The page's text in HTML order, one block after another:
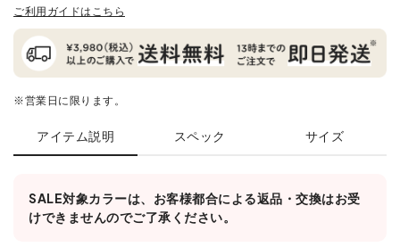
ご利用ガイドはこちら
※営業日に限ります。
アイテム説明 スペック サイズ
SALE対象カラーは、お客様都合による返品・交換はお受
けできませんのでご了承ください。